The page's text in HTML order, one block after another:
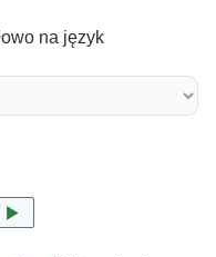
na język